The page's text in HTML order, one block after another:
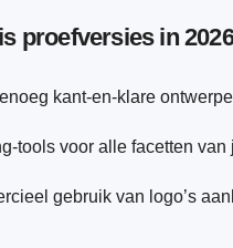
proefversies in
kant-en-klare
tools voor alle facetten van
gebruik van logo’s